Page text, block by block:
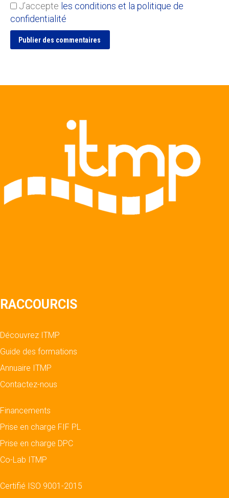
J’accepte les conditions et la politique de
confidentialité
Publier des commentaires
RACCOURCIS
Découvrez ITMP
Guide des formations
Annuaire ITMP
Contactez-nous
Financements
Prise en charge FIF PL
Prise en charge DPC
Co-Lab ITMP
Certifié ISO 9001-2015